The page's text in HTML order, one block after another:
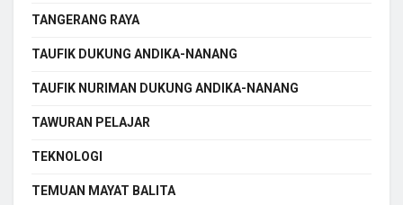
TANGERANG RAYA
TAUFIK DUKUNG ANDIKA-NANANG
TAUFIK NURIMAN DUKUNG ANDIKA-NANANG
TAWURAN PELAJAR
TEKNOLOGI
TEMUAN MAYAT BALITA